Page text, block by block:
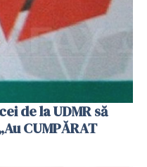
de la UDMR să
CUMPĂRAT